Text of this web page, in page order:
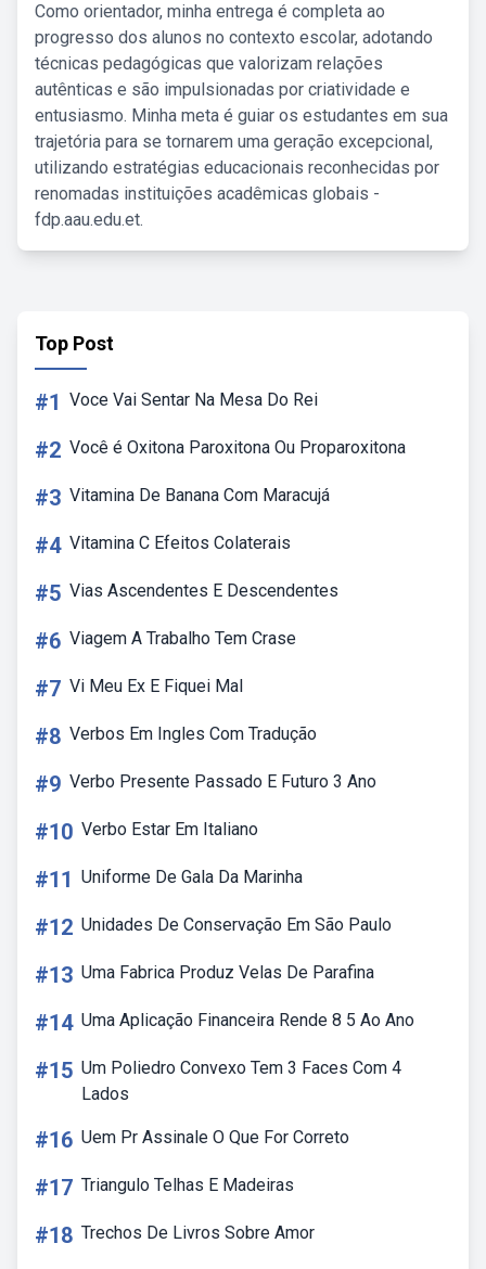
Como orientador, minha entrega é completa ao
progresso dos alunos no contexto escolar, adotando
técnicas pedagógicas que valorizam relações
autênticas e são impulsionadas por criatividade e
entusiasmo. Minha meta é guiar os estudantes em sua
trajetória para se tornarem uma geração excepcional,
utilizando estratégias educacionais reconhecidas por
renomadas instituições acadêmicas globais -
fdp.aau.edu.et.
Top Post
#1 Voce Vai Sentar Na Mesa Do Rei
#2 Você é Oxitona Paroxitona Ou Proparoxitona
#3 Vitamina De Banana Com Maracujá
#4 Vitamina C Efeitos Colaterais
#5 Vias Ascendentes E Descendentes
#6 Viagem A Trabalho Tem Crase
#7 Vi Meu Ex E Fiquei Mal
#8 Verbos Em Ingles Com Tradução
#9 Verbo Presente Passado E Futuro 3 Ano
#10 Verbo Estar Em Italiano
#11 Uniforme De Gala Da Marinha
#12 Unidades De Conservação Em São Paulo
#13 Uma Fabrica Produz Velas De Parafina
#14 Uma Aplicação Financeira Rende 8 5 Ao Ano
#15 Um Poliedro Convexo Tem 3 Faces Com 4
Lados
#16 Uem Pr Assinale O Que For Correto
#17 Triangulo Telhas E Madeiras
#18 Trechos De Livros Sobre Amor